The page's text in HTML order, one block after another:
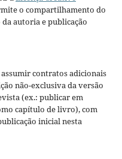
o compartilhamento do
autoria e publicação
contratos adicionais
não-exclusiva da versão
(ex.: publicar em
capítulo de livro), com
inicial nesta